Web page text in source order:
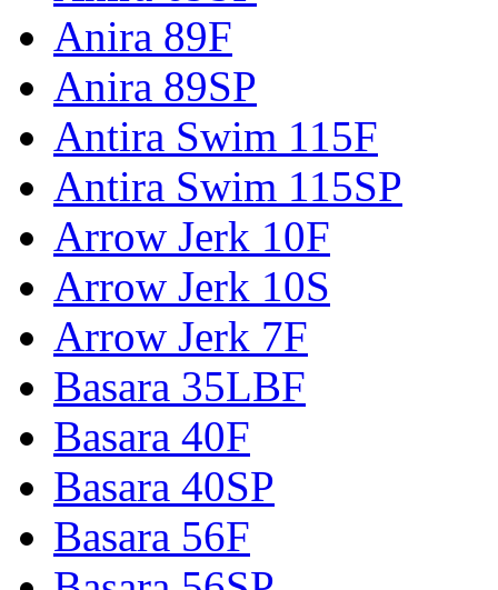
Anira 89F
Anira 89SP
Antira Swim 115F
Antira Swim 115SP
Arrow Jerk 10F
Arrow Jerk 10S
Arrow Jerk 7F
Basara 35LBF
Basara 40F
Basara 40SP
Basara 56F